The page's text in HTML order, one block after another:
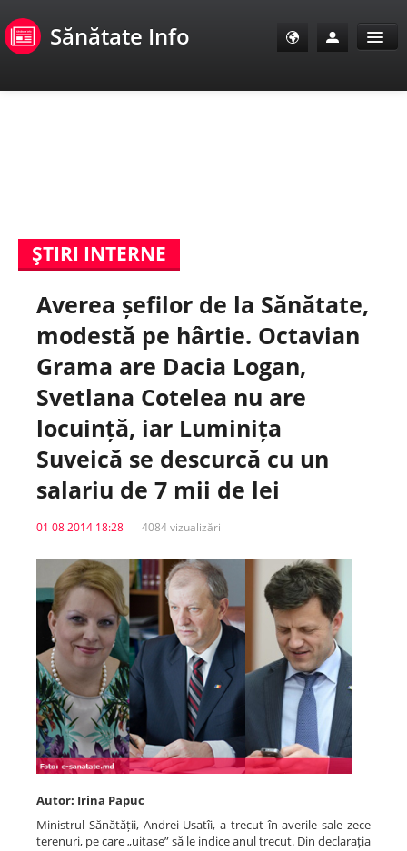
Sănătate Info
E-Sănătate Pacienți
E-Sănătate Medici
E-Sănătate Instituții
Tuberculoza Info
Spitale.MD
Centrul PAS
SanoTeca
ŞTIRI INTERNE
Averea șefilor de la Sănătate,
modestă pe hârtie. Octavian
Grama are Dacia Logan,
Svetlana Cotelea nu are
locuință, iar Luminița
Suveică se descurcă cu un
salariu de 7 mii de lei
01 08 2014 18:28 4084 vizualizări
Autor: Irina Papuc
Ministrul Sănătății, Andrei Usatîi, a trecut în averile sale zece
terenuri, pe care „uitase” să le indice anul trecut. Din declarația